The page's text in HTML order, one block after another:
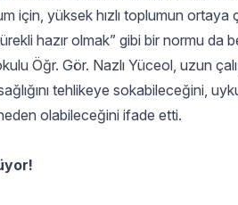
yüksek hızlı toplumun ortaya
hazır olmak” gibi bir normu da
Öğr. Gör. Nazlı Yüceol, uzun
tehlikeye sokabileceğini,
olabileceğini ifade etti.